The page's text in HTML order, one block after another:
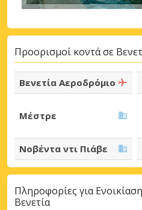
Προορισμοί κοντά σε
Βενετία Αεροδρόμιο
Μέστρε
Νοβέντα ντι Πιάβε
Πληροφορίες για
Βενετία